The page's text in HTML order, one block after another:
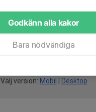
Välj version: Mobil Desktop
Godkänn alla kakor
Bara nödvändiga